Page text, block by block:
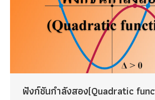
ฟังก์ชันกำลังสอง(Quadratic